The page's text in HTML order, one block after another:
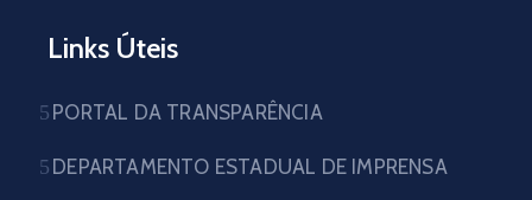
Links Úteis
PORTAL DA TRANSPARÊNCIA
DEPARTAMENTO ESTADUAL DE IMPRENSA